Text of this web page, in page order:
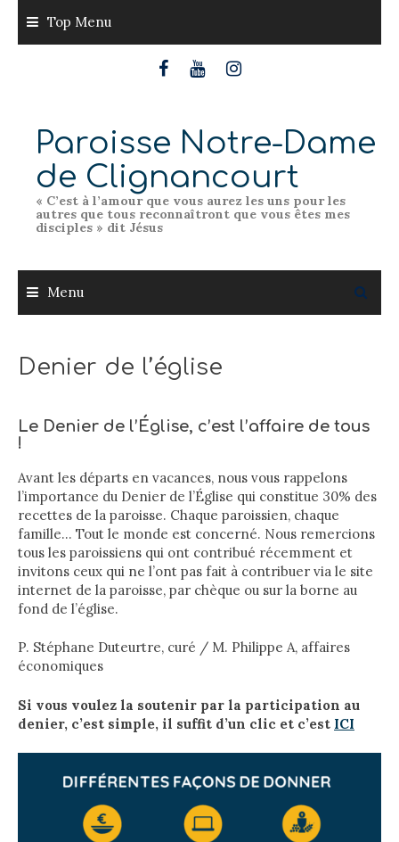
content
Top Menu
Paroisse Notre-Dame
de Clignancourt
« C’est à l’amour que vous aurez les uns pour les
autres que tous reconnaîtront que vous êtes mes
disciples » dit Jésus
Menu
Denier de l’église
Le Denier de l’Église, c’est l’affaire de tous
!
Avant les départs en vacances, nous vous rappelons
l’importance du Denier de l’Église qui constitue 30% des
recettes de la paroisse. Chaque paroissien, chaque
famille… Tout le monde est concerné. Nous remercions
tous les paroissiens qui ont contribué récemment et
invitons ceux qui ne l’ont pas fait à contribuer via le site
internet de la paroisse, par chèque ou sur la borne au
fond de l’église.
P. Stéphane Duteurtre, curé / M. Philippe A, affaires
économiques
Si vous voulez la soutenir par la participation au
denier, c’est simple, il suffit d’un clic et c’est ICI